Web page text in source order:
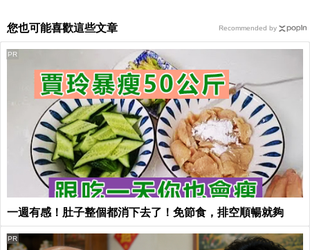
您也可能喜歡這些文章
一週有感！肚子整個都消下去了！免節食，排空順暢就夠
PR
PR
Recommended by